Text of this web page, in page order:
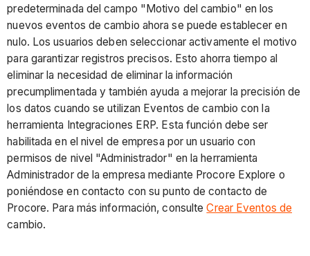
predeterminada del campo "Motivo del cambio" en los
nuevos eventos de cambio ahora se puede establecer en
nulo. Los usuarios deben seleccionar activamente el motivo
para garantizar registros precisos. Esto ahorra tiempo al
eliminar la necesidad de eliminar la información
precumplimentada y también ayuda a mejorar la precisión de
los datos cuando se utilizan Eventos de cambio con la
herramienta Integraciones ERP. Esta función debe ser
habilitada en el nivel de empresa por un usuario con
permisos de nivel "Administrador" en la herramienta
Administrador de la empresa mediante Procore Explore o
poniéndose en contacto con su punto de contacto de
Procore. Para más información, consulteCrear Eventos de
cambio.